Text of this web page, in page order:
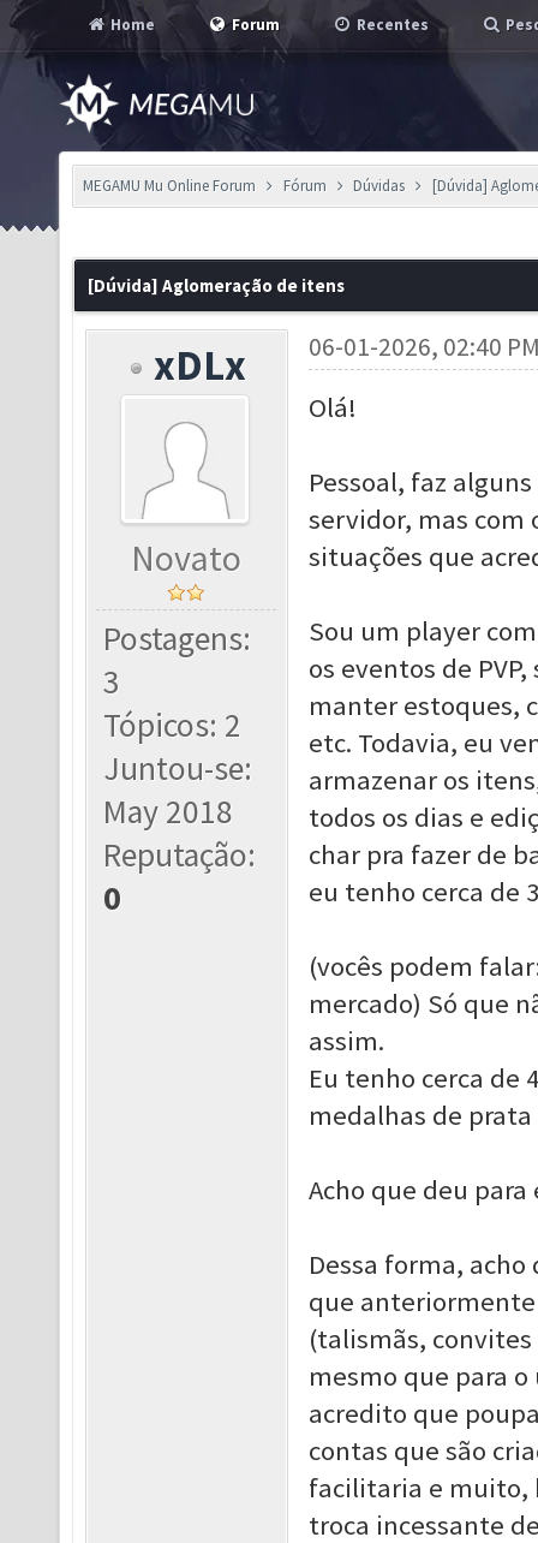
Home Forum Recentes
MEGAMU Mu Online Forum Fórum Dúvidas [Dúvida]
[Dúvida] Aglomeração de itens
xDLx
Novato
Postagens:
3
Tópicos: 2
Juntou-se:
May 2018
Reputação:
0
06-01-2026, 02:40
Olá!
Pessoal, faz
servidor, mas
situações que
Sou um player
os eventos de
manter estoques,
etc. Todavia, eu
armazenar os
todos os dias e
char pra fazer de
eu tenho cerca de
(vocês podem
mercado) Só que
assim.
Eu tenho cerca de
medalhas de
Acho que deu
Dessa forma,
que
(talismãs,
mesmo que para
acredito que
contas que são
facilitaria e muito,
troca incessante